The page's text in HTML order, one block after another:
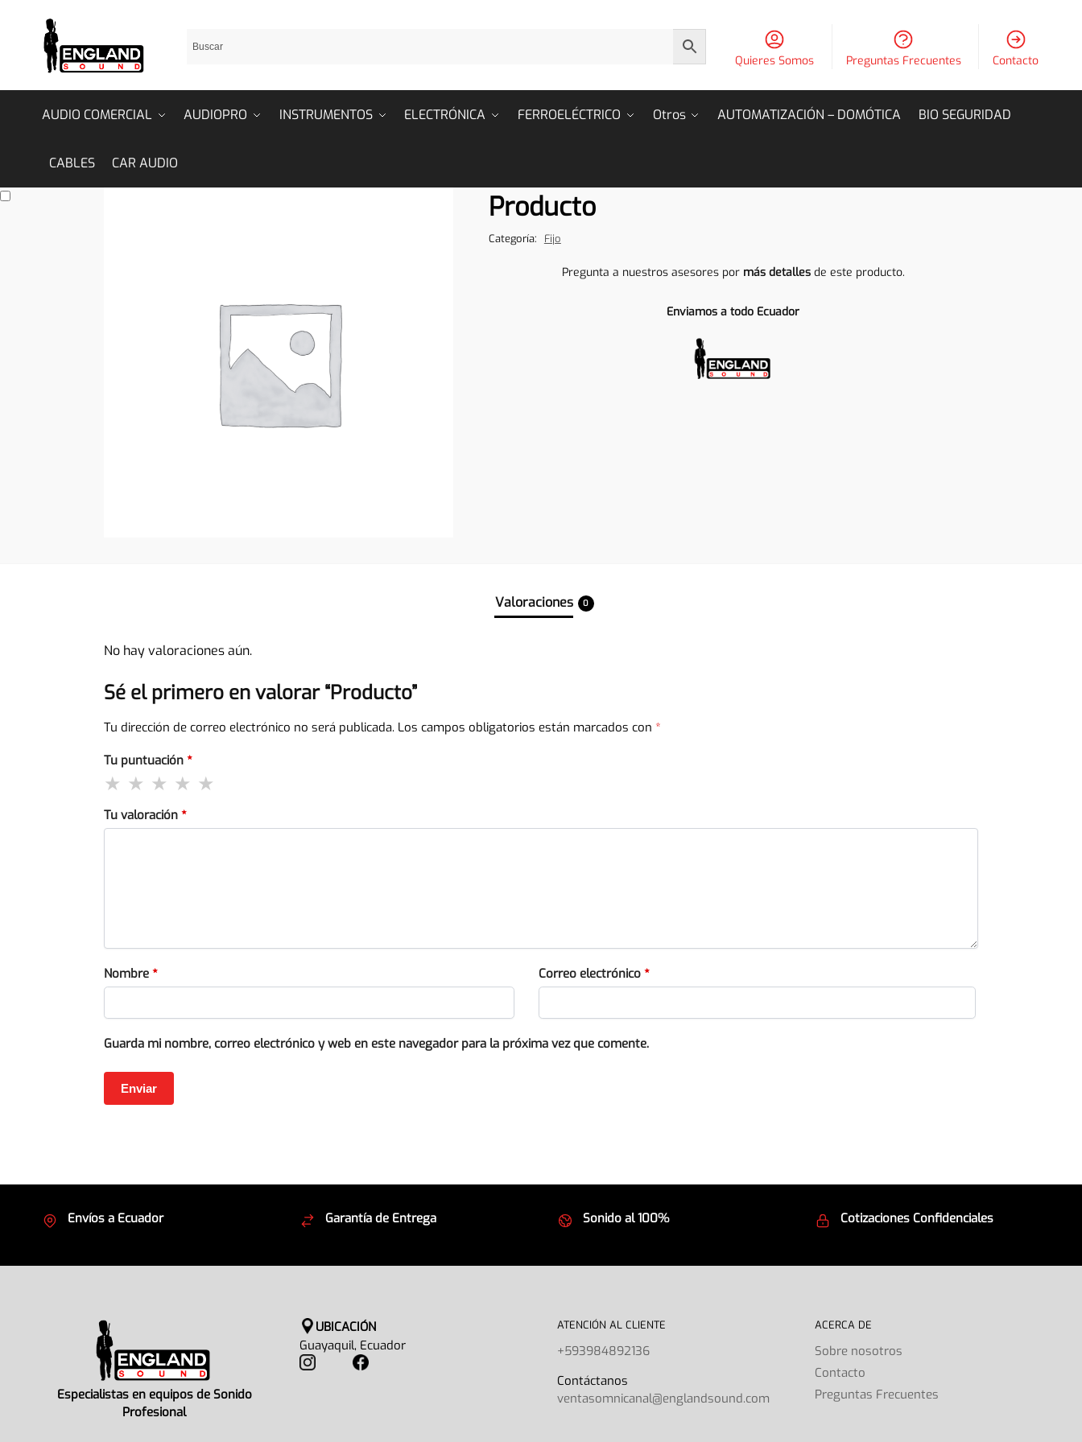
Quieres Somos Preguntas Frecuentes Contacto
AUDIO COMERCIAL AUDIOPRO INSTRUMENTOS ELECTRÓNICA FERROELÉCTRICO Otros AUTOMATIZACIÓN – DOMÓTICA BIO SEGURIDAD
CABLES CAR AUDIO
Producto
Categoría: Fijo
Pregunta a nuestros asesores por más detallesde este producto.
Enviamos a todo Ecuador
Valoraciones 0
No hay valoraciones aún.
Sé el primero en valorar “Producto”
Tu dirección de correo electrónico no será publicada. Los campos obligatorios están marcados con *
Tu puntuación *
Tu valoración *
Nombre * Correo electrónico *
Guarda mi nombre, correo electrónico y web en este navegador para la próxima vez que comente.
Envíos a Ecuador Garantía de Entrega Sonido al 100% Cotizaciones Confidenciales
Especialistas en equipos de Sonido
Profesional
UBICACIÓN
Guayaquil, Ecuador
ATENCIÓN AL CLIENTE
+593984892136
Contáctanos
ventasomnicanal@englandsound.com
ACERCA DE
Sobre nosotros
Contacto
Preguntas Frecuentes